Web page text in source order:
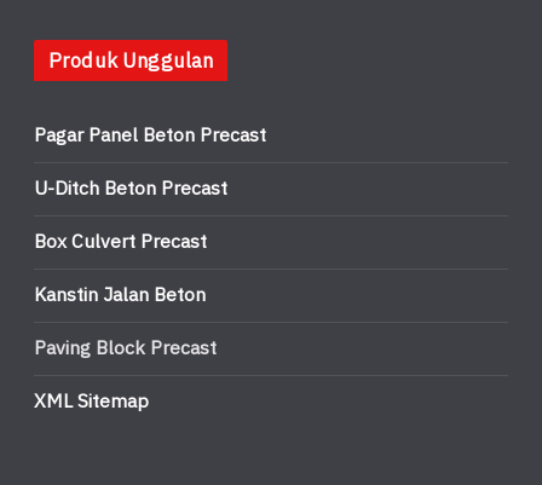
Produk Unggulan
Pagar Panel Beton Precast
U-Ditch Beton Precast
Box Culvert Precast
Kanstin Jalan Beton
Paving Block Precast
XML Sitemap